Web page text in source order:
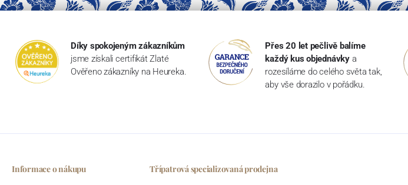
Díky spokojeným zákazníkům
jsme získali certifikát Zlaté
Ověřeno zákazníky na Heureka.
Přes 20 let pečlivě balíme
každý kus objednávky a
rozesíláme do celého světa tak,
aby vše dorazilo v pořádku.
Informace o nákupu Třípatrová specializovaná prodejna